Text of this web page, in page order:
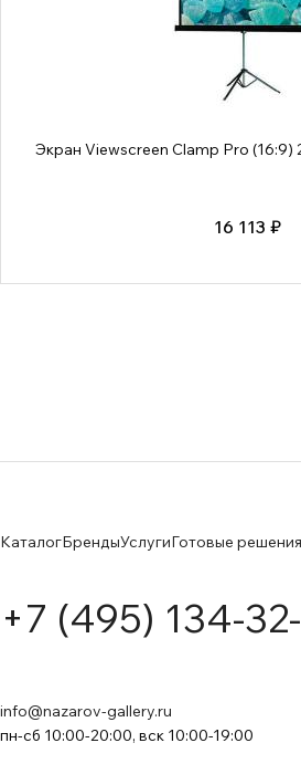
Экран Viewscreen Clamp Pro (16:9)
16 113 ₽
КаталогБрендыУслугиГотовые решения
+7 (495) 134-
info@nazarov-gallery.ru
пн-сб 10:00-20:00, вск 10:00-19:00